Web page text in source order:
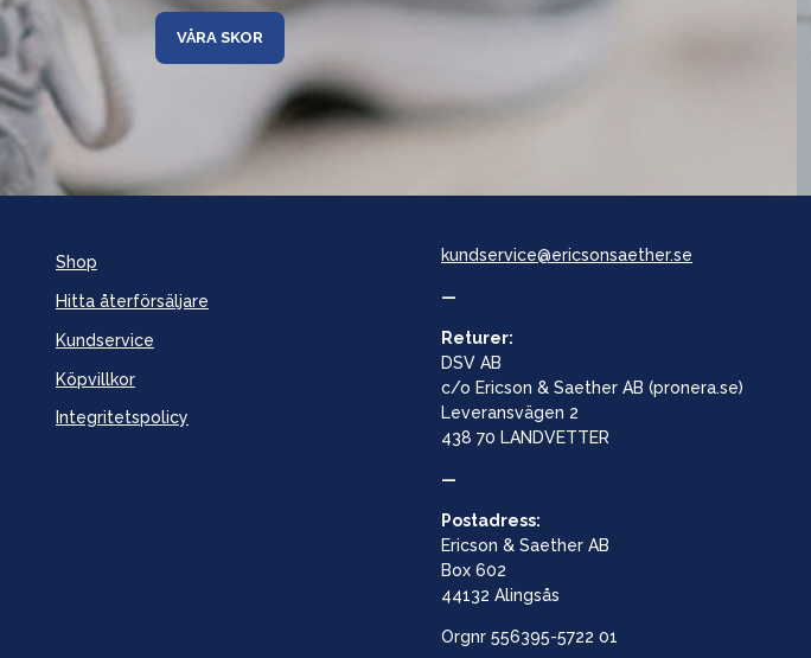
VÅRA SKOR
Shop
Hitta återförsäljare
Kundservice
Köpvillkor
Integritetspolicy
kundservice@ericsonsaether.se
—
Returer:
DSV AB
c/o Ericson & Saether AB (pronera.se)
Leveransvägen 2
438 70 LANDVETTER
—
Postadress:
Ericson & Saether AB
Box 602
44132 Alingsås
Orgnr 556395-5722 01